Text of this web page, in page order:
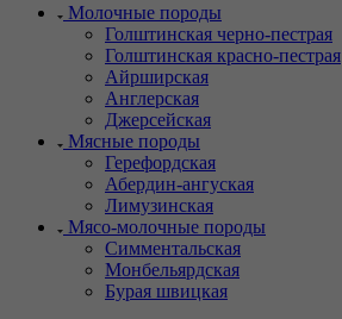
Молочные породы
Голштинская черно-пестрая
Голштинская красно-пестрая
Айрширская
Англерская
Джерсейская
Мясные породы
Герефордская
Абердин-ангуская
Лимузинская
Мясо-молочные породы
Симментальская
Монбельярдская
Бурая швицкая